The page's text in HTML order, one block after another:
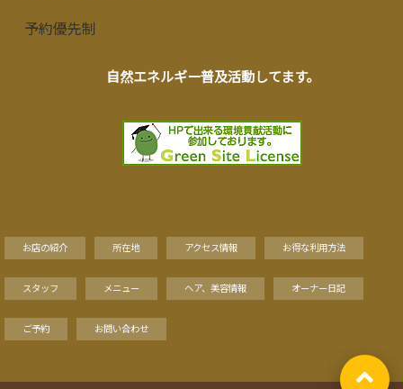
予約優先制
自然エネルギー普及活動してます。
お店の紹介 所在地 アクセス情報 お得な利用方法
スタッフ メニュー ヘア、美容情報 オーナー日記
ご予約 お問い合わせ